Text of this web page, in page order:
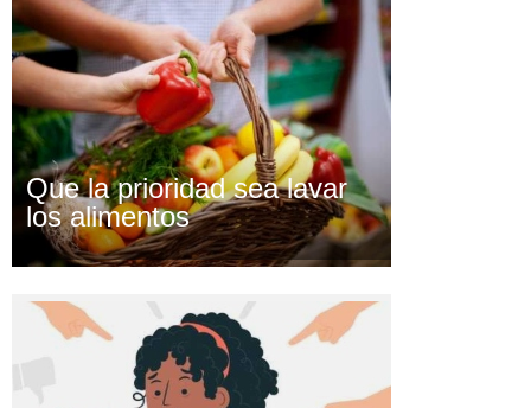
Que la prioridad sea lavar
los alimentos